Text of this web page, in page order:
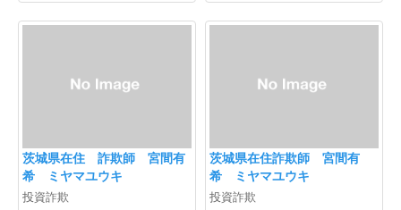
茨城県在住 詐欺師 宮間有
希 ミヤマユウキ
投資詐欺
茨城県在住詐欺師 宮間有
希 ミヤマユウキ
投資詐欺